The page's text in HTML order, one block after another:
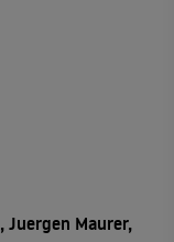
Juergen Maurer,